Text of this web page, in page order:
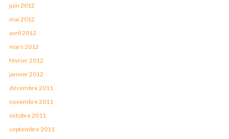
juin 2012
mai 2012
avril 2012
mars 2012
février 2012
janvier 2012
décembre 2011
novembre 2011
octobre 2011
septembre 2011